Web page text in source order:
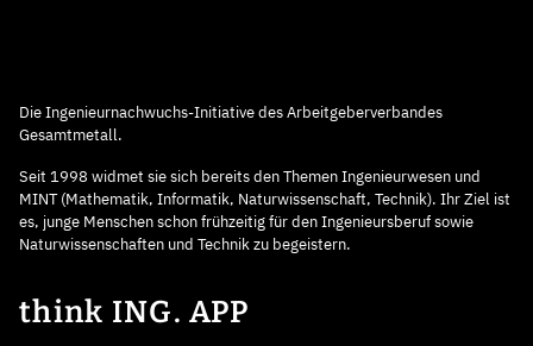
Die Ingenieurnachwuchs-Initiative des Arbeitgeberverbandes
Gesamtmetall.
Seit 1998 widmet sie sich bereits den Themen Ingenieurwesen und
MINT (Mathematik, Informatik, Naturwissenschaft, Technik). Ihr Ziel ist
es, junge Menschen schon frühzeitig für den Ingenieursberuf sowie
Naturwissenschaften und Technik zu begeistern.
think ING. APP